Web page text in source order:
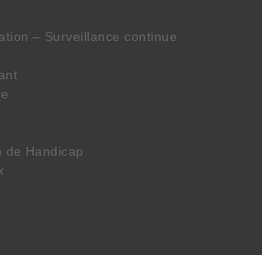
– Surveillance continue
de Handicap